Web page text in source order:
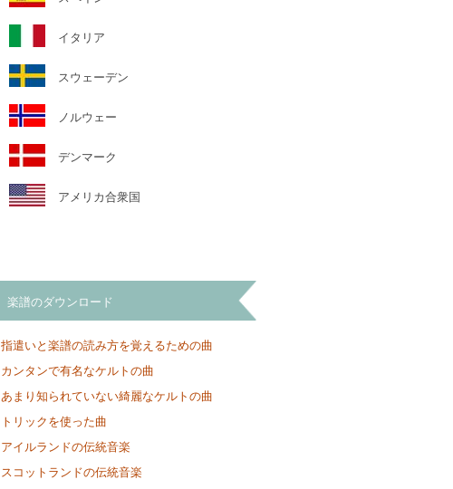
イタリア
スウェーデン
ノルウェー
デンマーク
アメリカ合衆国
楽譜のダウンロード
指遣いと楽譜の読み方を覚えるための曲
カンタンで有名なケルトの曲
あまり知られていない綺麗なケルトの曲
トリックを使った曲
アイルランドの伝統音楽
スコットランドの伝統音楽